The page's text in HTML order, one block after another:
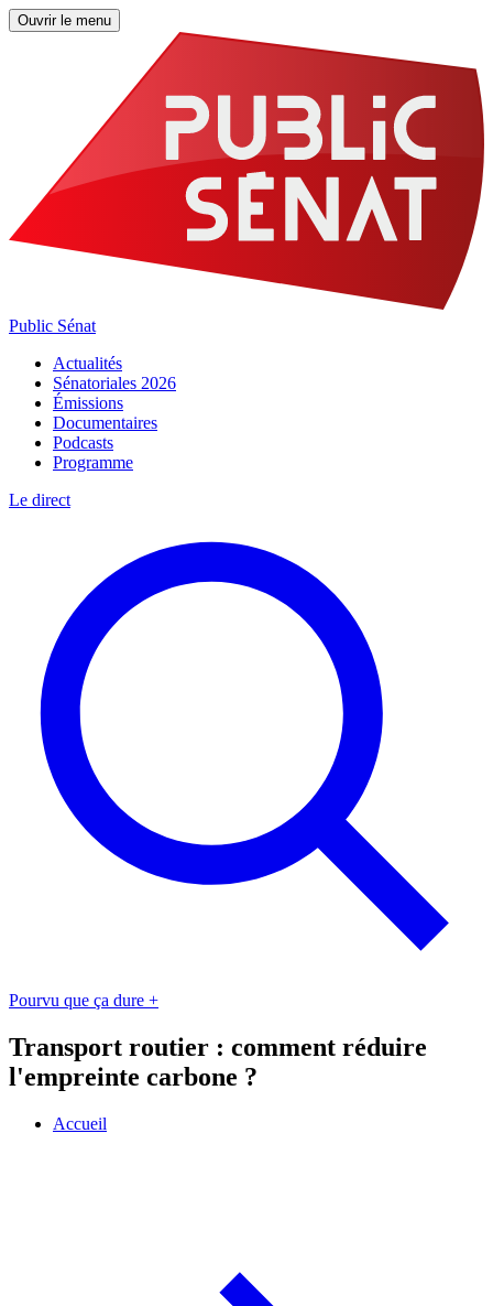
Ouvrir le menu
Public Sénat
Actualités
Sénatoriales 2026
Émissions
Documentaires
Podcasts
Programme
Le direct
Pourvu que ça dure +
Transport routier : comment réduire
l'empreinte carbone ?
Accueil